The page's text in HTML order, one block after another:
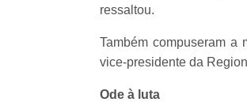
ressaltou.
Também compuseram a
vice-presidente da
Ode à luta